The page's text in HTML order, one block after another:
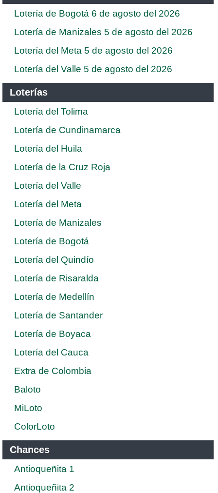
Lotería de Bogotá 6 de agosto del 2026
Lotería de Manizales 5 de agosto del 2026
Lotería del Meta 5 de agosto del 2026
Lotería del Valle 5 de agosto del 2026
Loterías
Lotería del Tolima
Lotería de Cundinamarca
Lotería del Huila
Lotería de la Cruz Roja
Lotería del Valle
Lotería del Meta
Lotería de Manizales
Lotería de Bogotá
Lotería del Quindío
Lotería de Risaralda
Lotería de Medellín
Lotería de Santander
Lotería de Boyaca
Lotería del Cauca
Extra de Colombia
Baloto
MiLoto
ColorLoto
Chances
Antioqueñita 1
Antioqueñita 2